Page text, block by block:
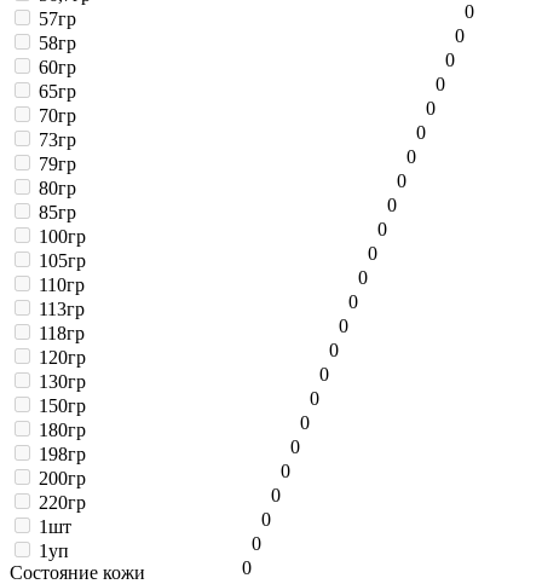
0
57гр
0
58гр
0
60гр
0
65гр
0
70гр
0
73гр
0
79гр
0
80гр
0
85гр
0
100гр
0
105гр
0
110гр
0
113гр
0
118гр
0
120гр
0
130гр
0
150гр
0
180гр
0
198гр
0
200гр
0
220гр
0
1шт
0
1уп
0
Состояние кожи